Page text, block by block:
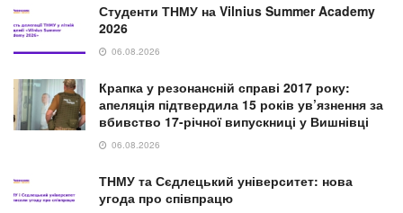
Студенти ТНМУ на Vilnius Summer Academy
2026
06.08.2026
Крапка у резонансній справі 2017 року:
апеляція підтвердила 15 років ув’язнення за
вбивство 17-річної випускниці у Вишнівці
06.08.2026
ТНМУ та Сєдлецький університет: нова
угода про співпрацю